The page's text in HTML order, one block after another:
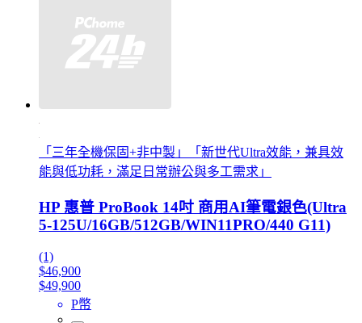
「三年全機保固+非中製」「新世代Ultra效能，兼具效
能與低功耗，滿足日常辦公與多工需求」
HP 惠普 ProBook 14吋 商用AI筆電銀色(Ultra
5-125U/16GB/512GB/WIN11PRO/440 G11)
(1)
$46,900
$49,900
P幣